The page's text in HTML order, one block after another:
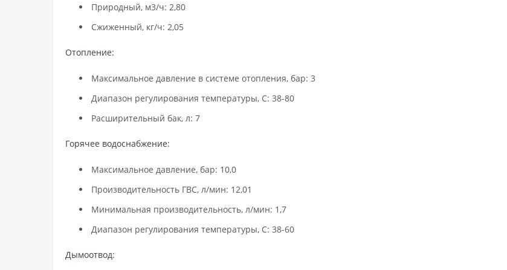
Природный, м3/ч: 2,80
Сжиженный, кг/ч: 2,05
Отопление:
Максимальное давление в системе отопления, бар: 3
Диапазон регулирования температуры, С: 38-80
Расширительный бак, л: 7
Горячее водоснабжение:
Максимальное давление, бар: 10,0
Производительность ГВС, л/мин: 12,01
Минимальная производительность, л/мин: 1,7
Диапазон регулирования температуры, С: 38-60
Дымоотвод: